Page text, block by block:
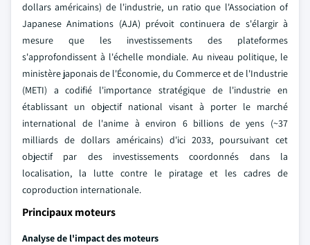
dollars américains) de l'industrie, un ratio que l'Association of
Japanese Animations (AJA) prévoit continuera de s'élargir à
mesure que les investissements des plateformes
s'approfondissent à l'échelle mondiale. Au niveau politique, le
ministère japonais de l'Économie, du Commerce et de l'Industrie
(METI) a codifié l'importance stratégique de l'industrie en
établissant un objectif national visant à porter le marché
international de l'anime à environ 6 billions de yens (~37
milliards de dollars américains) d'ici 2033, poursuivant cet
objectif par des investissements coordonnés dans la
localisation, la lutte contre le piratage et les cadres de
coproduction internationale.
Principaux moteurs
Analyse de l'impact des moteurs